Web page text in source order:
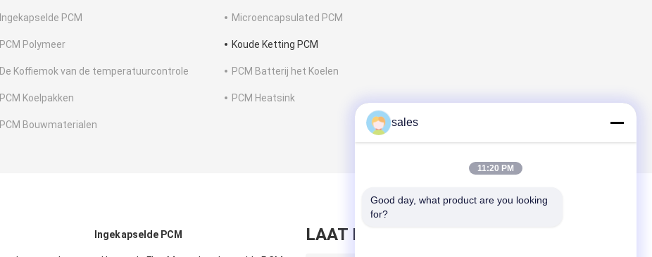
Ingekapselde PCM Microencapsulated PCM
PCM Polymeer Koude Ketting PCM
De Koffiemok van de temperatuurcontrole PCM Batterij het Koelen
PCM Koelpakken PCM Heatsink
PCM Bouwmaterialen
Ingekapselde PCM LAAT BERICHT ACHTER
sales
11:20 PM
Good day, what product are you looking
for?